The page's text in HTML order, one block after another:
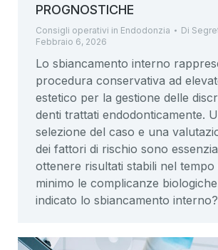
PROGNOSTICHE
Consigli operativi in Endodonzia Di
Febbraio 6, 2026
Lo sbiancamento interno
procedura conservativa ad
estetico per la gestione delle
denti trattati endodonticamente.
selezione del caso e una
dei fattori di rischio sono
ottenere risultati stabili nel
minimo le complicanze
indicato lo sbiancamento